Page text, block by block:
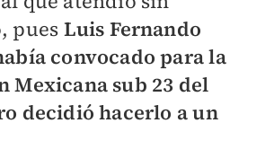
pues Luis Fernando
convocado para la
Mexicana sub 23 del
decidió hacerlo a un